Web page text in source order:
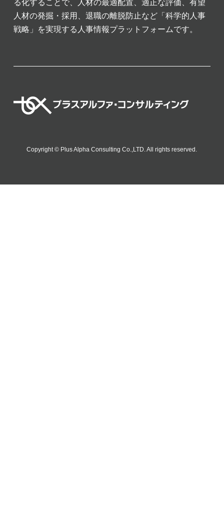
る化することで、人材の最適配置、適正な評価、有望
人材の発掘・採用、退職の離脱防止など「科学的人事
戦略」を実現する人事情報プラットフォームです。
Copyright © Plus Alpha Consulting Co.,LTD. All rights reserved.